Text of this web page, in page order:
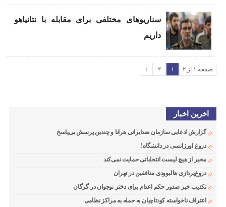
سناریوهای مختلفی برای مقابله با نتانیاهو
داریم
صفحه ۱ از ۲ ۱ ۲ ›
اخرین اخبار
گزارش ادعایی سازمان ضدایرانی هرانا و چندین پرسش بی‌پاسخ
دروغ اورژانسی در دانشگاه!
مخبر از هیچ لیست انتخاباتی حمایت نمی‌کند
دروغ‌پردازی هالیوودی منافقین در تهران
تکذیب خبر صدور حکم اعدام برای دختر نوجوان در گرگان
اعتراف ناخواسته کودتاچیان به حمله به مراکز نظامی